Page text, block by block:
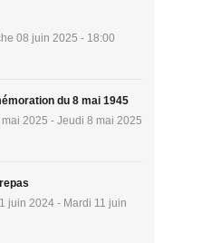
08 juin 2025 - 18:00
du 8 mai 1945
2025 - Jeudi 8 mai 2025
juin 2024 - Mardi 11 juin